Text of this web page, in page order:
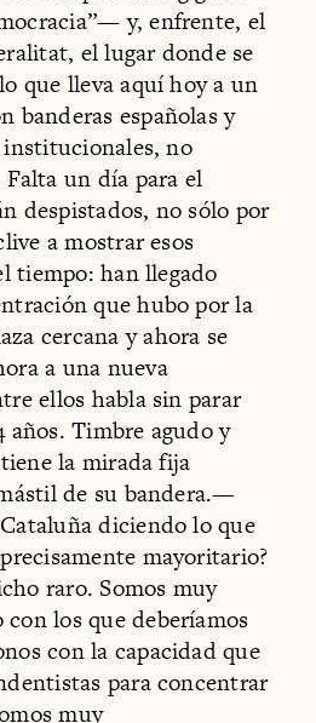
y, enfrente, el
el lugar donde se
que lleva aquí hoy a un
banderas españolas y
institucionales, no
un día para el
despistados, no sólo por
a mostrar esos
tiempo: han llegado
que hubo por la
cercana y ahora se
a una nueva
ellos habla sin parar
años. Timbre agudo y
la mirada fija
de su bandera.—
diciendo lo que
mayoritario?
raro. Somos muy
con los que deberíamos
con la capacidad que
para concentrar
muy